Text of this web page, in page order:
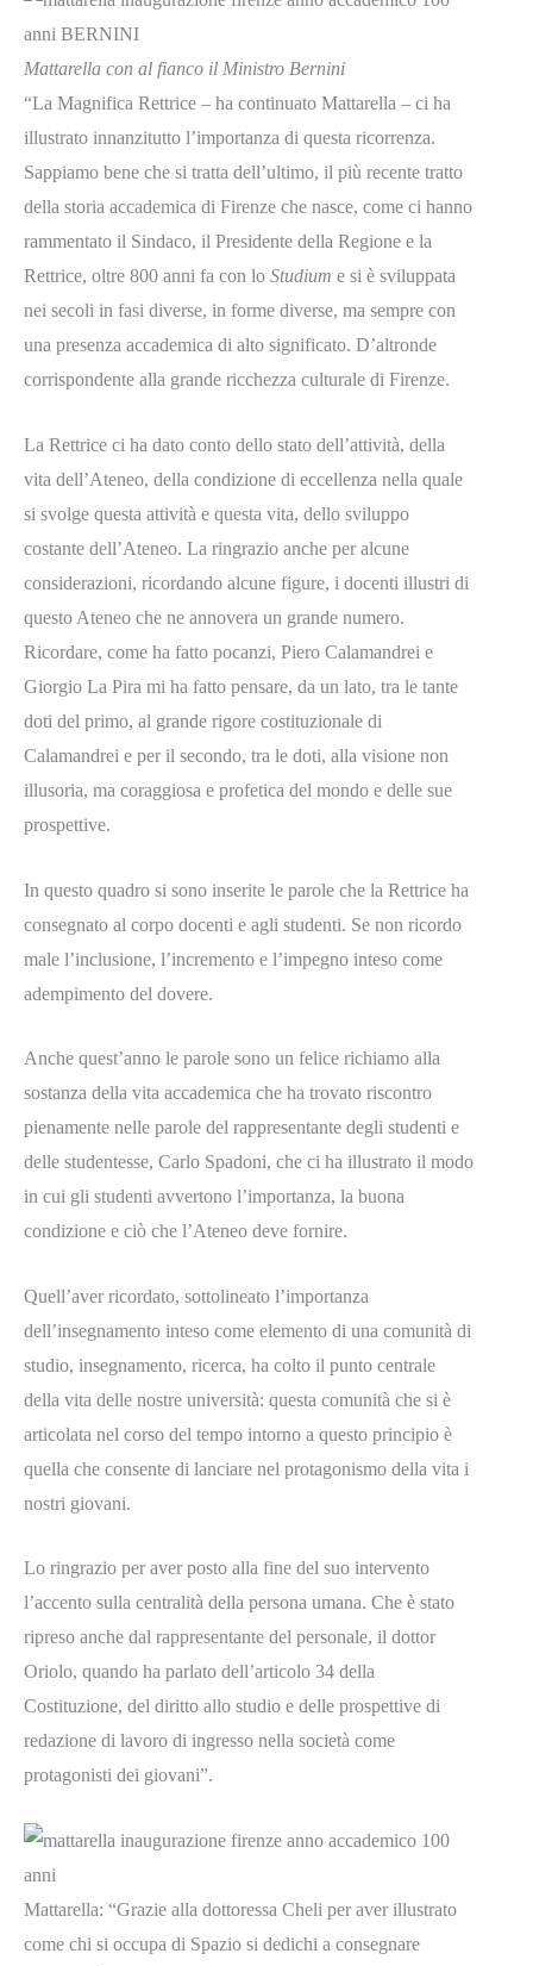
Mattarella con al fianco il Ministro Bernini
“La Magnifica Rettrice – ha continuato Mattarella – ci ha
illustrato innanzitutto l’importanza di questa ricorrenza.
Sappiamo bene che si tratta dell’ultimo, il più recente tratto
della storia accademica di Firenze che nasce, come ci hanno
rammentato il Sindaco, il Presidente della Regione e la
Rettrice, oltre 800 anni fa con lo Studium e si è sviluppata
nei secoli in fasi diverse, in forme diverse, ma sempre con
una presenza accademica di alto significato. D’altronde
corrispondente alla grande ricchezza culturale di Firenze.
La Rettrice ci ha dato conto dello stato dell’attività, della
vita dell’Ateneo, della condizione di eccellenza nella quale
si svolge questa attività e questa vita, dello sviluppo
costante dell’Ateneo. La ringrazio anche per alcune
considerazioni, ricordando alcune figure, i docenti illustri di
questo Ateneo che ne annovera un grande numero.
Ricordare, come ha fatto pocanzi, Piero Calamandrei e
Giorgio La Pira mi ha fatto pensare, da un lato, tra le tante
doti del primo, al grande rigore costituzionale di
Calamandrei e per il secondo, tra le doti, alla visione non
illusoria, ma coraggiosa e profetica del mondo e delle sue
prospettive.
In questo quadro si sono inserite le parole che la Rettrice ha
consegnato al corpo docenti e agli studenti. Se non ricordo
male l’inclusione, l’incremento e l’impegno inteso come
adempimento del dovere.
Anche quest’anno le parole sono un felice richiamo alla
sostanza della vita accademica che ha trovato riscontro
pienamente nelle parole del rappresentante degli studenti e
delle studentesse, Carlo Spadoni, che ci ha illustrato il modo
in cui gli studenti avvertono l’importanza, la buona
condizione e ciò che l’Ateneo deve fornire.
Quell’aver ricordato, sottolineato l’importanza
dell’insegnamento inteso come elemento di una comunità di
studio, insegnamento, ricerca, ha colto il punto centrale
della vita delle nostre università: questa comunità che si è
articolata nel corso del tempo intorno a questo principio è
quella che consente di lanciare nel protagonismo della vita i
nostri giovani.
Lo ringrazio per aver posto alla fine del suo intervento
l’accento sulla centralità della persona umana. Che è stato
ripreso anche dal rappresentante del personale, il dottor
Oriolo, quando ha parlato dell’articolo 34 della
Costituzione, del diritto allo studio e delle prospettive di
redazione di lavoro di ingresso nella società come
protagonisti dei giovani”.
Mattarella: “Grazie alla dottoressa Cheli per aver illustrato
come chi si occupa di Spazio si dedichi a consegnare